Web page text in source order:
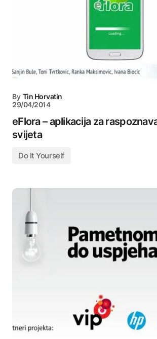
By Tin Horvatin
29/04/2014
eFlora – aplikacija za
svijeta
Do It Yourself